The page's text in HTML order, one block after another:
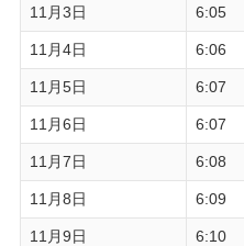
11月3日 6:05
11月4日 6:06
11月5日 6:07
11月6日 6:07
11月7日 6:08
11月8日 6:09
11月9日 6:10